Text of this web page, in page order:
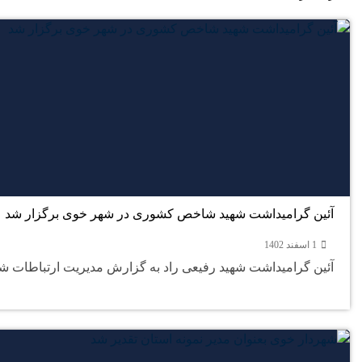
آئین گرامیداشت شهید شاخص کشوری در شهر خوی برگزار شد
1 اسفند 1402
آئین گرامیداشت شهید رفیعی راد به گزارش مدیریت ارتباطات